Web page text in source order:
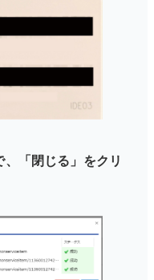
「閉じる」をクリ